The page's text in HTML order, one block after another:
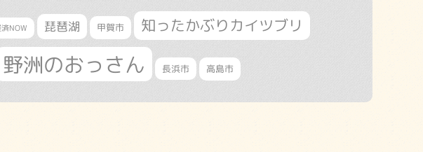
NOW 琵琶湖 甲賀市 知ったかぶりカイツブリ
野洲のおっさん 長浜市 高島市